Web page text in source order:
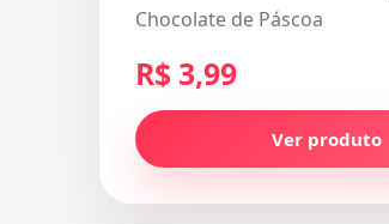
Chocolate de Páscoa
R$ 3,99
Ver produto